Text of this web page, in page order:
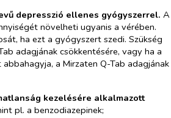
depresszió ellenes gyógyszerrel. A
növelheti ugyanis a vérében.
ha ezt a gyógyszert szedi. Szükség
adagjának csökkentésére, vagy ha a
a Mirzaten Q-Tab adagjának
kezelésére alkalmazott
pl. a benzodiazepinek;